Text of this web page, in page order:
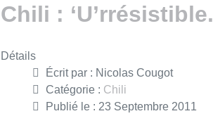
Chili : ‘U’rrésistible.
Détails
Écrit par : Nicolas Cougot
Catégorie : Chili
Publié le : 23 Septembre 2011